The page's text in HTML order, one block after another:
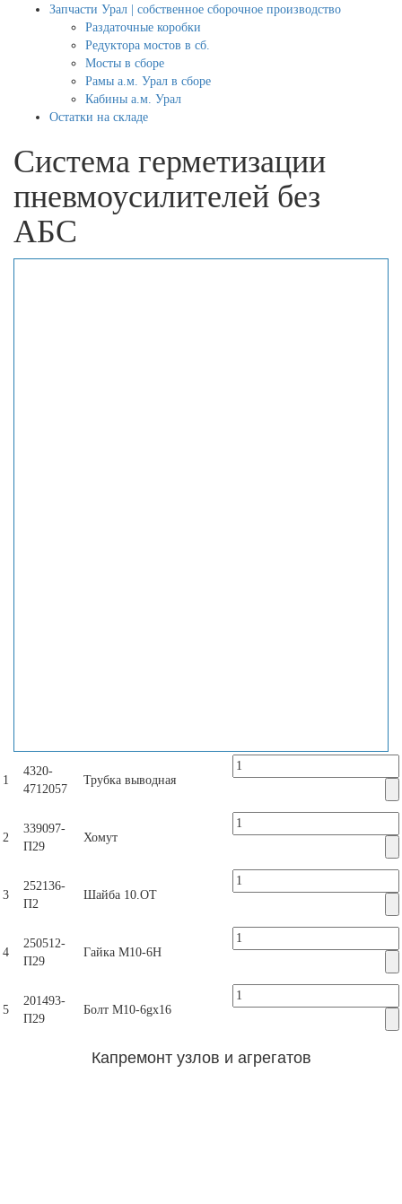
Запчасти Урал | собственное сборочное производство
Раздаточные коробки
Редуктора мостов в сб.
Мосты в сборе
Рамы а.м. Урал в сборе
Кабины а.м. Урал
Остатки на складе
Система герметизации
пневмоусилителей без
АБС
1
4320-
4712057
Трубка выводная
2
339097-
П29
Хомут
3
252136-
П2
Шайба 10.ОТ
4
250512-
П29
Гайка М10-6Н
5
201493-
П29
Болт М10-6gх16
Капремонт узлов и агрегатов